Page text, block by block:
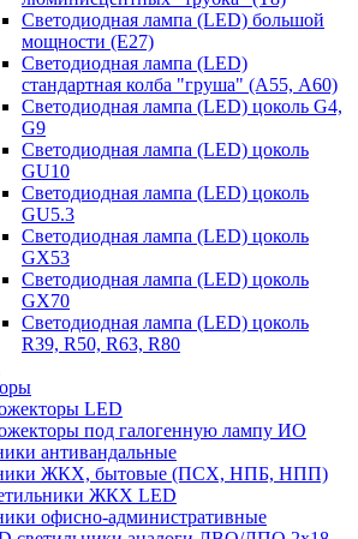
Светодиодная лампа (LED) большой
мощности (Е27)
Светодиодная лампа (LED)
стандартная колба "груша" (А55, А60)
Светодиодная лампа (LED) цоколь G4,
G9
Светодиодная лампа (LED) цоколь
GU10
Светодиодная лампа (LED) цоколь
GU5.3
Светодиодная лампа (LED) цоколь
GX53
Светодиодная лампа (LED) цоколь
GX70
Светодиодная лампа (LED) цоколь
R39, R50, R63, R80
LED
под галогенную лампу ИО
антивандальные
ЖКХ, бытовые (ПСХ, НПБ, НПП)
ЖКХ LED
офисно-административные